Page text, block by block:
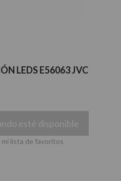
LEDS E56063 JVC
esté disponible
mi lista de favoritos